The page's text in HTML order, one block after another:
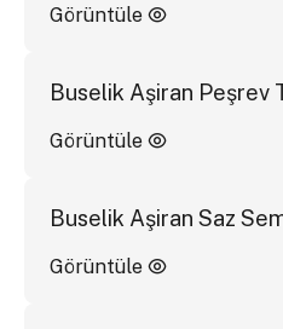
Görüntüle
Buselik Aşiran Peşrev
Görüntüle
Buselik Aşiran Saz
Görüntüle